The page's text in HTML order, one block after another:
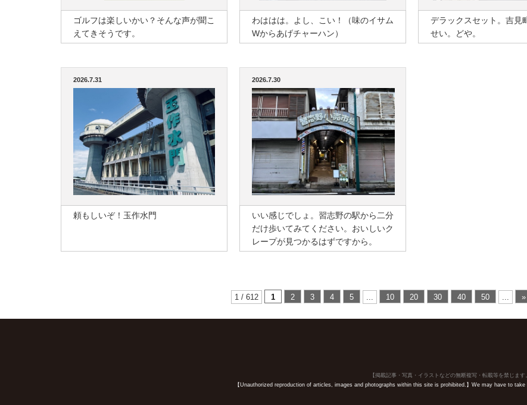
ゴルフは楽しいかい？そんな声が聞こ
えてきそうです。
わははは。よし、こい！（味のイサム
Wからあげチャーハン）
デラックスセット。吉見
せい。どや。
2026.7.31
頼もしいぞ！玉作水門
2026.7.30
いい感じでしょ。習志野の駅から二分
だけ歩いてみてください。おいしいク
レープが見つかるはずですから。
1 / 612 1 2 3 4 5 ... 10 20 30 40 50 ... »
【掲載記事・写真・イラストなどの無断複写・転載等を禁じま
【Unauthorized reproduction of articles, images and photographs within this site is prohibited.】We may have to